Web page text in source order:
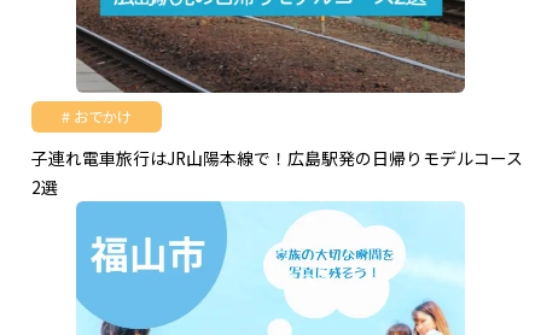
おでかけ
子連れ電車旅行はJR山陽本線で！広島駅発の日帰りモデルコース
2選